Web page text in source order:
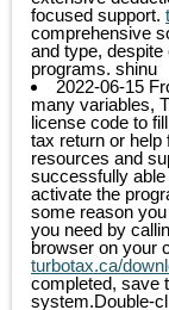
focused support.
comprehensive
and type,
programs. shinu
2022-06-15
many variables,
license code to
tax return or help
resources and
successfully
activate the
some reason
you need by
browser on your
turbotax.ca/
completed, save
system.Double-